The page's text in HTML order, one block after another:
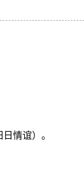
情谊）。